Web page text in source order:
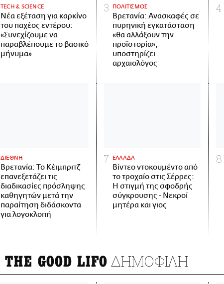
ΤECH & SCIENCE
Νέα εξέταση για καρκίνο
του παχέος εντέρου:
«Συνεχίζουμε να
παραβλέπουμε το βασικό
μήνυμα»
ΠΟΛΙΤΙΣΜΟΣ
Βρετανία: Ανασκαφές σε
πυρηνική εγκατάσταση
«θα αλλάξουν την
προϊστορία»,
υποστηρίζει
αρχαιολόγος
ΔΙΕΘΝΗ
Βρετανία: Το Κέιμπριτζ
επανεξετάζει τις
διαδικασίες πρόσληψης
καθηγητών μετά την
παραίτηση διδάσκοντα
για λογοκλοπή
ΕΛΛΑΔΑ
Βίντεο ντοκουμέντο από
το τροχαίο στις Σέρρες:
Η στιγμή της σφοδρής
σύγκρουσης - Νεκροί
μητέρα και γιος
THE GOOD LIFO ΔΗΜΟΦΙΛΗ